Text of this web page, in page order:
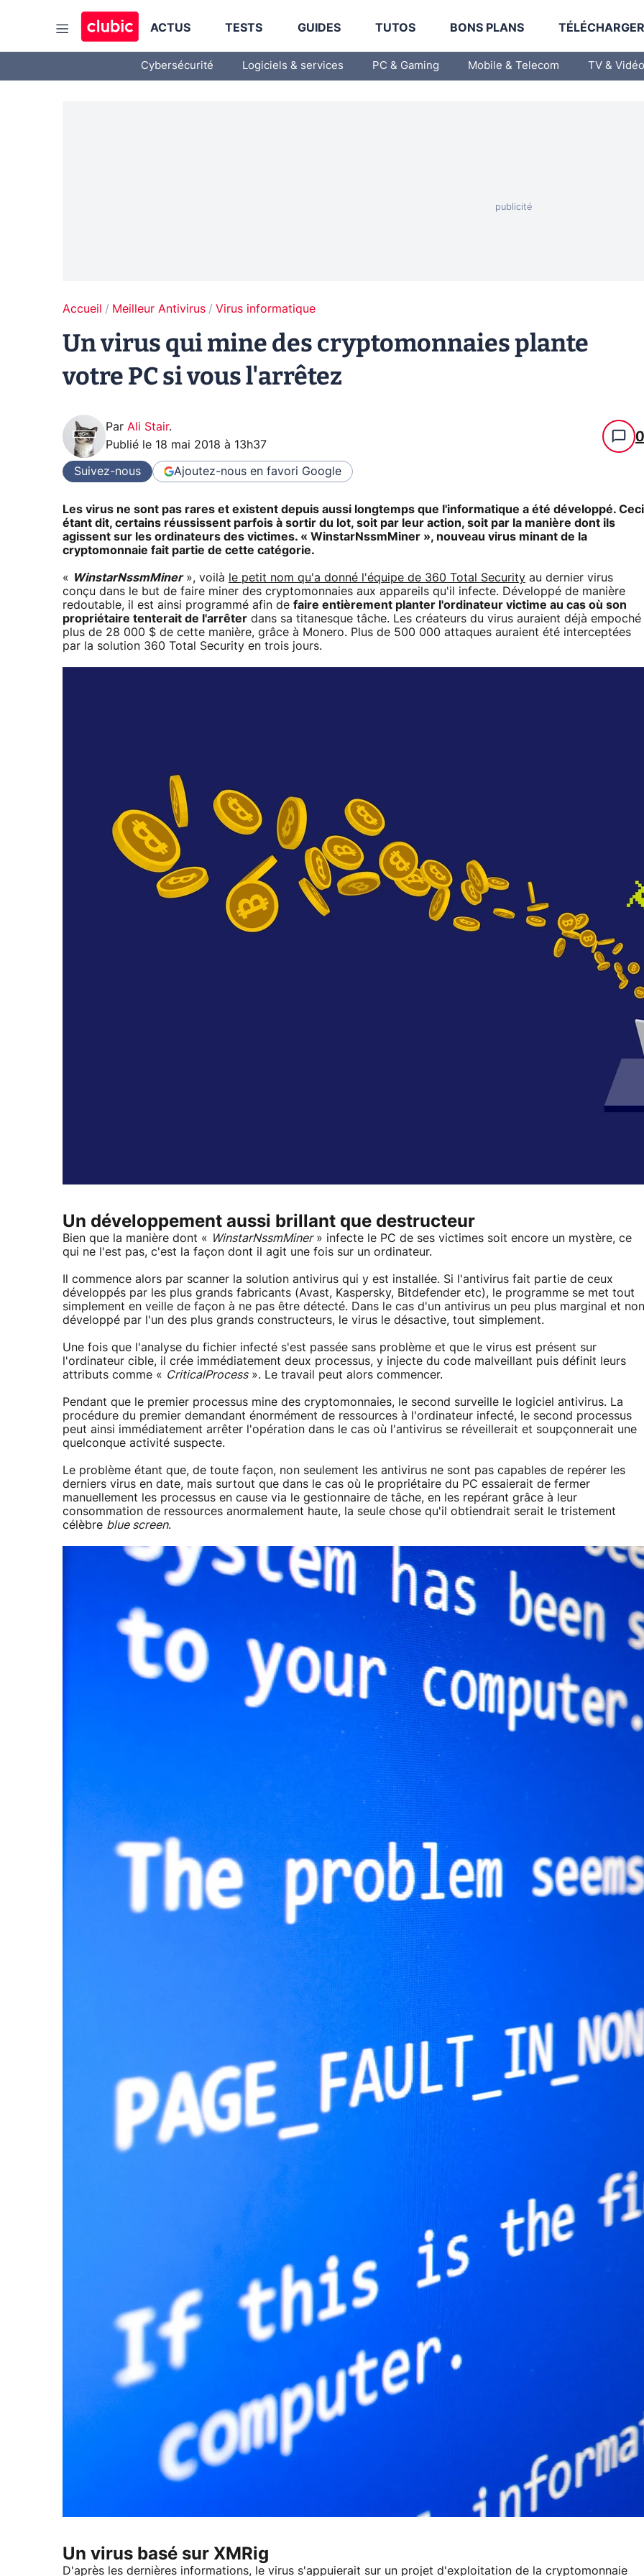
ACTUS TESTS GUIDES TUTOS BONS PLANS
Cybersécurité Logiciels & services PC & Gaming Mobile & Telecom TV & Vidéo
Accueil Meilleur Antivirus Virus informatique
Un virus qui mine des cryptomonnaies plante
votre PC si vous l'arrêtez
Par Ali Stair.
Publié le 18 mai 2018 à 13h37 0
Suivez-nous Ajoutez-nous en favori Google
Les virus ne sont pas rares et existent depuis aussi longtemps que l'informatique a été développé. Ceci
étant dit, certains réussissent parfois à sortir du lot, soit par leur action, soit par la manière dont ils
agissent sur les ordinateurs des victimes. « WinstarNssmMiner », nouveau virus minant de la
cryptomonnaie fait partie de cette catégorie.
« WinstarNssmMiner», voilà le petit nom qu'a donné l'équipe de 360 Total Security au dernier virus
conçu dans le but de faire miner des cryptomonnaies aux appareils qu'il infecte. Développé de manière
redoutable, il est ainsi programmé afin de faire entièrement planter l'ordinateur victime au cas où son
propriétaire tenterait de l'arrêter dans sa titanesque tâche. Les créateurs du virus auraient déjà empoché
plus de 28 000 $ de cette manière, grâce à Monero. Plus de 500 000 attaques auraient été interceptées
par la solution 360 Total Security en trois jours.
Un développement aussi brillant que destructeur
Bien que la manière dont « WinstarNssmMiner» infecte le PC de ses victimes soit encore un mystère, ce
qui ne l'est pas, c'est la façon dont il agit une fois sur un ordinateur.
Il commence alors par scanner la solution antivirus qui y est installée. Si l'antivirus fait partie de ceux
développés par les plus grands fabricants (Avast, Kaspersky, Bitdefender etc), le programme se met tout
simplement en veille de façon à ne pas être détecté. Dans le cas d'un antivirus un peu plus marginal et non
développé par l'un des plus grands constructeurs, le virus le désactive, tout simplement.
Une fois que l'analyse du fichier infecté s'est passée sans problème et que le virus est présent sur
l'ordinateur cible, il crée immédiatement deux processus, y injecte du code malveillant puis définit leurs
attributs comme « CriticalProcess». Le travail peut alors commencer.
Pendant que le premier processus mine des cryptomonnaies, le second surveille le logiciel antivirus. La
procédure du premier demandant énormément de ressources à l'ordinateur infecté, le second processus
peut ainsi immédiatement arrêter l'opération dans le cas où l'antivirus se réveillerait et soupçonnerait une
quelconque activité suspecte.
Le problème étant que, de toute façon, non seulement les antivirus ne sont pas capables de repérer les
derniers virus en date, mais surtout que dans le cas où le propriétaire du PC essaierait de fermer
manuellement les processus en cause via le gestionnaire de tâche, en les repérant grâce à leur
consommation de ressources anormalement haute, la seule chose qu'il obtiendrait serait le tristement
célèbre blue screen.
Un virus basé sur XMRig
D'après les dernières informations, le virus s'appuierait sur un projet d'exploitation de la cryptomonnaie